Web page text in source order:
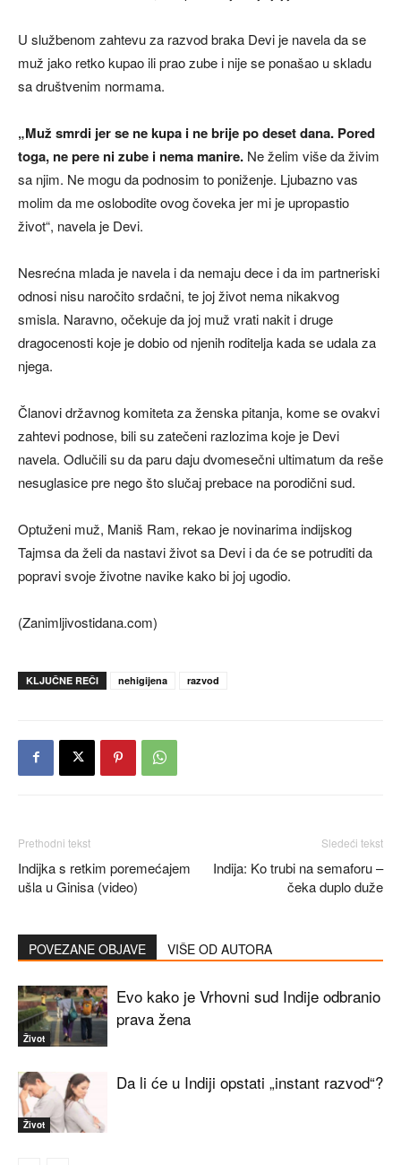
U službenom zahtevu za razvod braka Devi je navela da se
muž jako retko kupao ili prao zube i nije se ponašao u skladu
sa društvenim normama.
„Muž smrdi jer se ne kupa i ne brije po deset dana. Pored
toga, ne pere ni zube i nema manire. Ne želim više da živim
sa njim. Ne mogu da podnosim to poniženje. Ljubazno vas
molim da me oslobodite ovog čoveka jer mi je upropastio
život“, navela je Devi.
Nesrećna mlada je navela i da nemaju dece i da im partneriski
odnosi nisu naročito srdačni, te joj život nema nikakvog
smisla. Naravno, očekuje da joj muž vrati nakit i druge
dragocenosti koje je dobio od njenih roditelja kada se udala za
njega.
Članovi državnog komiteta za ženska pitanja, kome se ovakvi
zahtevi podnose, bili su zatečeni razlozima koje je Devi
navela. Odlučili su da paru daju dvomesečni ultimatum da reše
nesuglasice pre nego što slučaj prebace na porodični sud.
Optuženi muž, Maniš Ram, rekao je novinarima indijskog
Tajmsa da želi da nastavi život sa Devi i da će se potruditi da
popravi svoje životne navike kako bi joj ugodio.
(Zanimljivostidana.com)
KLJUČNE REČI nehigijena razvod
Prethodni tekst
Indijka s retkim poremećajem
ušla u Ginisa (video)
Sledeći tekst
Indija: Ko trubi na semaforu –
čeka duplo duže
POVEZANE OBJAVE VIŠE OD AUTORA
Život
Evo kako je Vrhovni sud Indije odbranio
prava žena
Život
Da li će u Indiji opstati „instant razvod“?